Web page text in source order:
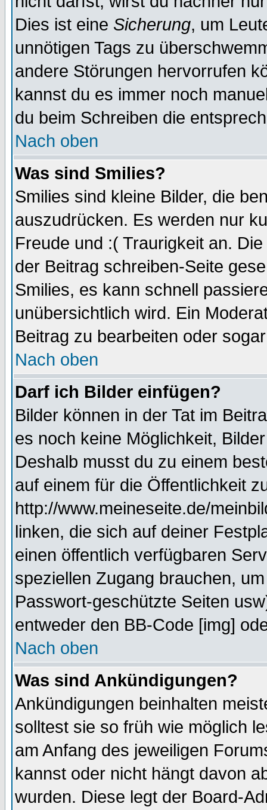
Dies ist eine Sicherung, um
unnötigen Tags zu
andere Störungen hervorrufen
kannst du es immer noch
du beim Schreiben die
Nach oben
Was sind Smilies?
Smilies sind kleine Bilder, die
auszudrücken. Es werden nur
Freude und :( Traurigkeit an.
der Beitrag schreiben-Seite
Smilies, es kann schnell
unübersichtlich wird. Ein
Beitrag zu bearbeiten oder
Nach oben
Darf ich Bilder einfügen?
Bilder können in der Tat im
es noch keine Möglichkeit,
Deshalb musst du zu einem
auf einem für die Öffentlichkeit
http://www.meineseite.de/
linken, die sich auf deiner
einen öffentlich verfügbaren
speziellen Zugang brauchen,
Passwort-geschützte Seiten
entweder den BB-Code [img]
Nach oben
Was sind Ankündigungen?
Ankündigungen beinhalten
solltest sie so früh wie möglich
am Anfang des jeweiligen
kannst oder nicht hängt davon
wurden. Diese legt der Board-